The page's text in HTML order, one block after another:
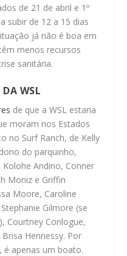
de 21 de abril e 1º
subir de 12 a 15 dias
já não é boa em
menos recursos
sanitária.
DA WSL
de que a WSL estaria
moram nos Estados
no Surf Ranch, de Kelly
do parquinho,
Andino, Conner
Moniz e Griffin
Moore, Caroline
Gilmore (se
Courtney Conlogue,
Hennessy. Por
apenas um boato.